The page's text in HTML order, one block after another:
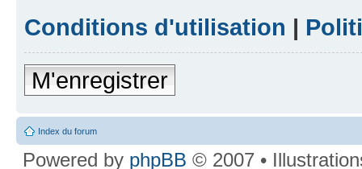
Conditions d'utilisation |
M'enregistrer
Index du forum
Powered by phpBB © 2007 •